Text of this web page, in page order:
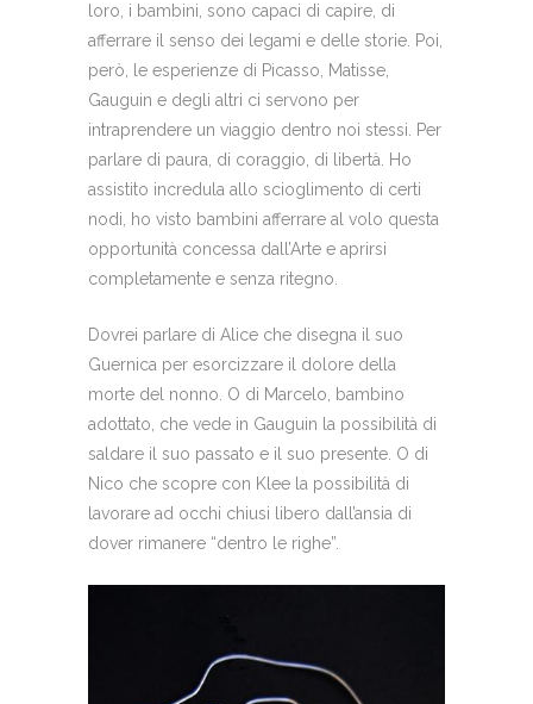
loro, i bambini, sono capaci di capire, di
afferrare il senso dei legami e delle storie. Poi,
però, le esperienze di Picasso, Matisse,
Gauguin e degli altri ci servono per
intraprendere un viaggio dentro noi stessi. Per
parlare di paura, di coraggio, di libertà. Ho
assistito incredula allo scioglimento di certi
nodi, ho visto bambini afferrare al volo questa
opportunità concessa dall’Arte e aprirsi
completamente e senza ritegno.
Dovrei parlare di Alice che disegna il suo
Guernica per esorcizzare il dolore della
morte del nonno. O di Marcelo, bambino
adottato, che vede in Gauguin la possibilità di
saldare il suo passato e il suo presente. O di
Nico che scopre con Klee la possibilità di
lavorare ad occhi chiusi libero dall’ansia di
dover rimanere “dentro le righe”.